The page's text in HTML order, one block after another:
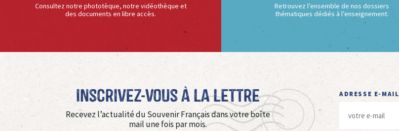
Consultez notre phototèque, notre vidéothèque et
des documents en libre accès.
Retrouvez l’ensemble de nos dossiers
thématiques dédiés à l’enseignement.
Inscrivez-vous à La Lettre
Recevez l’actualité du Souvenir Français dans votre boîte
mail une fois par mois.
ADRESSE E-MAIL